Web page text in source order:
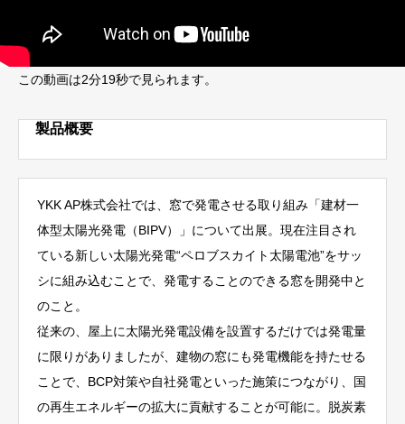
この動画は2分19秒で見られます。
製品概要
YKK AP株式会社では、窓で発電させる取り組み「建材一
体型太陽光発電（BIPV）」について出展。現在注目され
ている新しい太陽光発電“ペロブスカイト太陽電池”をサッ
シに組み込むことで、発電することのできる窓を開発中と
のこと。
従来の、屋上に太陽光発電設備を設置するだけでは発電量
に限りがありましたが、建物の窓にも発電機能を持たせる
ことで、BCP対策や自社発電といった施策につながり、国
の再生エネルギーの拡大に貢献することが可能に。脱炭素